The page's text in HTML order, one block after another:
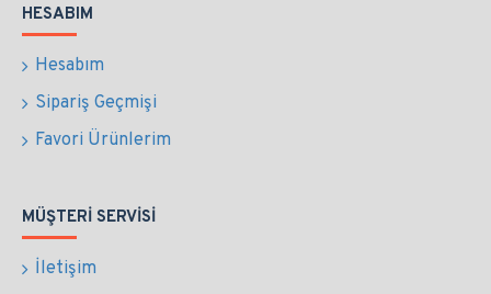
HESABIM
Hesabım
Sipariş Geçmişi
Favori Ürünlerim
MÜŞTERI SERVISI
İletişim